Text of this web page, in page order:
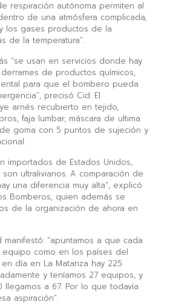
respiración autónoma permiten al
de una atmósfera complicada,
los gases productos de la
de la temperatura“.
“se usan en servicios donde hay
de productos químicos,
para que el bombero pueda
precisó Cid. El
arnés recubierto en tejido,
faja lumbar, máscara de ultima
goma con 5 puntos de sujeción y
importados de Estados Unidos,
ultralivianos. A comparación de
una diferencia muy alta”, explicó
Bomberos, quien además se
de la organización de ahora en
manifestó: “apuntamos a que cada
como en los países del
día en La Matanza hay 225
y teníamos 27 equipos, y
llegamos a 67. Por lo que todavía
aspiración”.